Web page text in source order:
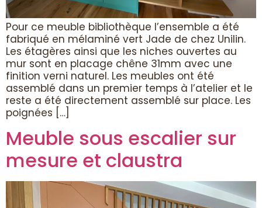
Pour ce meuble bibliothèque l’ensemble a été
fabriqué en mélaminé vert Jade de chez Unilin.
Les étagères ainsi que les niches ouvertes au
mur sont en placage chêne 31mm avec une
finition verni naturel. Les meubles ont été
assemblé dans un premier temps à l’atelier et le
reste a été directement assemblé sur place. Les
poignées […]
Meuble sous escalier sur
mesure et claustra